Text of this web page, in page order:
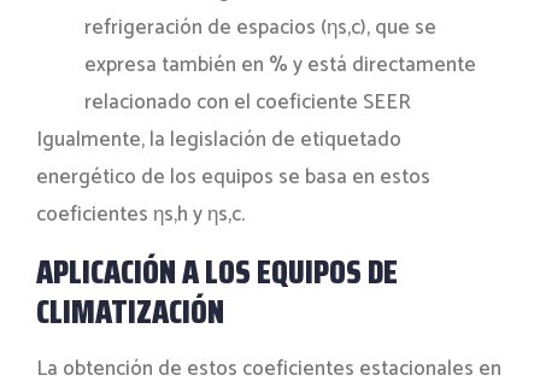
refrigeración de espacios (ηs,c), que se
expresa también en % y está directamente
relacionado con el coeficiente SEER
Igualmente, la legislación de etiquetado
energético de los equipos se basa en estos
coeficientes ηs,h y ηs,c.
APLICACIÓN A LOS EQUIPOS DE
CLIMATIZACIÓN
La obtención de estos coeficientes estacionales en